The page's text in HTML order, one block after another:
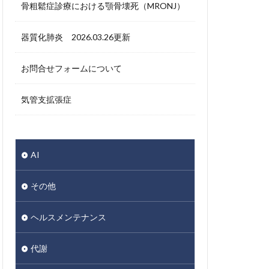
骨粗鬆症診療における顎骨壊死（MRONJ）
器質化肺炎 2026.03.26更新
お問合せフォームについて
気管支拡張症
AI
その他
ヘルスメンテナンス
代謝